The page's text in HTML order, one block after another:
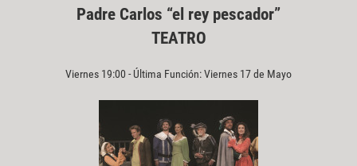
Padre Carlos “el rey pescador”
TEATRO
Viernes 19:00 - Última Función: Viernes 17 de Mayo